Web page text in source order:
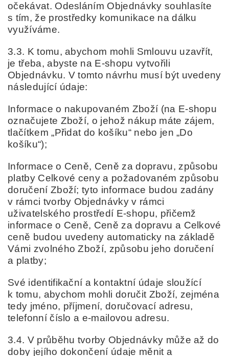
očekávat. Odesláním Objednávky souhlasíte
s tím, že prostředky komunikace na dálku
využíváme.
3.3. K tomu, abychom mohli Smlouvu uzavřít,
je třeba, abyste na E-shopu vytvořili
Objednávku. V tomto návrhu musí být uvedeny
následující údaje:
Informace o nakupovaném Zboží (na E-shopu
označujete Zboží, o jehož nákup máte zájem,
tlačítkem „Přidat do košíku“ nebo jen „Do
košíku“);
Informace o Ceně, Ceně za dopravu, způsobu
platby Celkové ceny a požadovaném způsobu
doručení Zboží; tyto informace budou zadány
v rámci tvorby Objednávky v rámci
uživatelského prostředí E-shopu, přičemž
informace o Ceně, Ceně za dopravu a Celkové
ceně budou uvedeny automaticky na základě
Vámi zvolného Zboží, způsobu jeho doručení
a platby;
Své identifikační a kontaktní údaje sloužící
k tomu, abychom mohli doručit Zboží, zejména
tedy jméno, příjmení, doručovací adresu,
telefonní číslo a e-mailovou adresu.
3.4. V průběhu tvorby Objednávky může až do
doby jejího dokončení údaje měnit a